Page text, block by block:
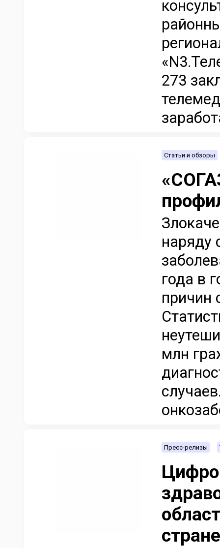
273
Статьи и обзоры
наряду
года в
причин
млн
Пресс-релизы
стране